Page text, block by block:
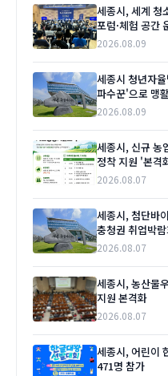
세종시, 세계 청
포럼·체험 공간
2026.08.09
세종시 청년자
파수꾼'으로 맹
2026.08.09
세종시, 신규 농
정착 지원 '본격
2026.08.07
세종시, 첨단바
충청권 취업박
2026.08.07
세종시, 농산물
지원 본격화
2026.08.07
세종시, 어린이
471명 참가